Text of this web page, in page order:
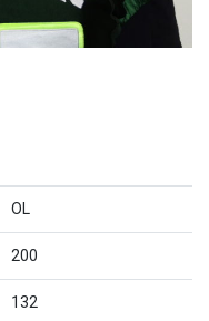
OL
200
132